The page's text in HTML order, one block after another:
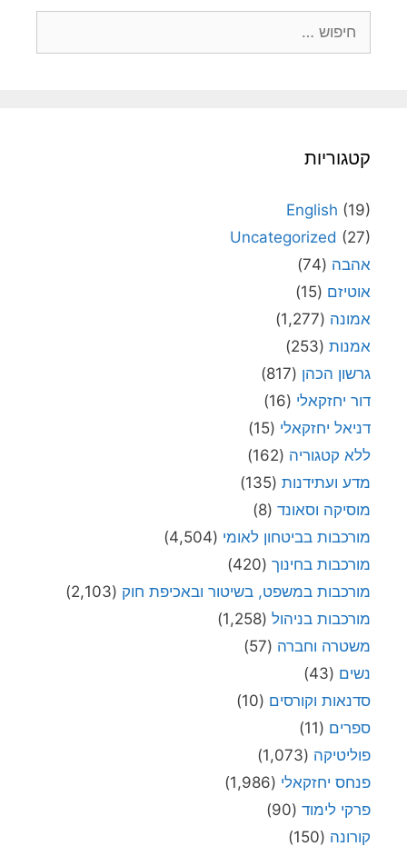
קטגוריות
English (19)
Uncategorized (27)
אהבה (74)
אוטיזם (15)
אמונה (1,277)
אמנות (253)
גרשון הכהן (817)
דור יחזקאלי (16)
דניאל יחזקאלי (15)
ללא קטגוריה (162)
מדע ועתידנות (135)
מוסיקה וסאונד (8)
מורכבות בביטחון לאומי (4,504)
מורכבות בחינוך (420)
מורכבות במשפט, בשיטור ובאכיפת חוק (2,103)
מורכבות בניהול (1,258)
משטרה וחברה (57)
נשים (43)
סדנאות וקורסים (10)
ספרים (11)
פוליטיקה (1,073)
פנחס יחזקאלי (1,986)
פרקי לימוד (90)
קורונה (150)